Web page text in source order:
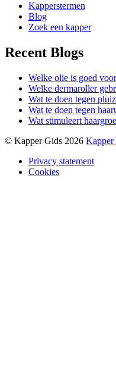
Kapperstermen
Blog
Zoek een kapper
Recent Blogs
Welke olie is goed
Welke dermaroller
Wat te doen tegen
Wat te doen tegen
Wat stimuleert
© Kapper Gids 2026 Kapper
Privacy statement
Cookies